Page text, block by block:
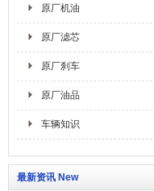
原厂机油
原厂滤芯
原厂刹车
原厂油品
车辆知识
最新资讯 New